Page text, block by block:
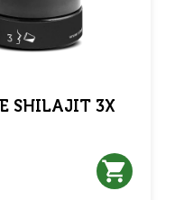
SHILAJIT 3X